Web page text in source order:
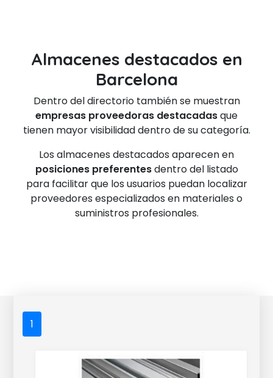
Almacenes destacados en
Barcelona
Dentro del directorio también se muestran
empresas proveedoras destacadasque
tienen mayor visibilidad dentro de su categoría.
Los almacenes destacados aparecen en
posiciones preferentesdentro del listado
para facilitar que los usuarios puedan localizar
proveedores especializados en materiales o
suministros profesionales.
1